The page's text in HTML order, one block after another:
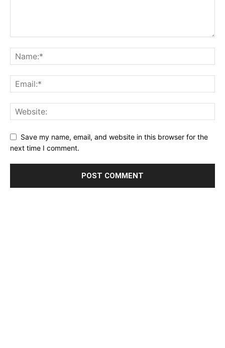
Save my name, email, and website in this browser for the
next time I comment.